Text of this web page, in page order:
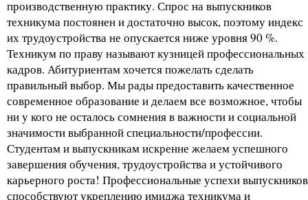
производственную практику. Спрос на выпускников
техникума постоянен и достаточно высок, поэтому индекс
их трудоустройства не опускается ниже уровня 90 %.
Техникум по праву называют кузницей профессиональных
кадров. Абитуриентам хочется пожелать сделать
правильный выбор. Мы рады предоставить качественное
современное образование и делаем все возможное, чтобы
ни у кого не осталось сомнения в важности и социальной
значимости выбранной специальности/профессии.
Студентам и выпускникам искренне желаем успешного
завершения обучения, трудоустройства и устойчивого
карьерного роста! Профессиональные успехи выпускников
способствуют укреплению имиджа техникума и